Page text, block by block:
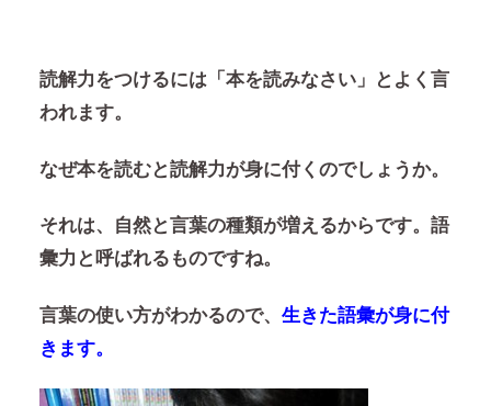
読解力をつけるには「本を読みなさい」とよく言
われます。
なぜ本を読むと読解力が身に付くのでしょうか。
それは、 自然と言葉の種類が増えるからです。 語
彙力と呼ばれるものですね。
言葉の使い方がわかるので、 生きた語彙が身に付
きます。